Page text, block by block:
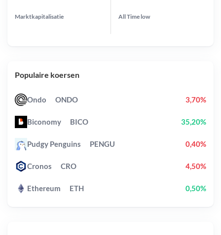
Marktkapitalisatie All Time low
Populaire koersen
Ondo ONDO 3,70%
Biconomy BICO 35,20%
Pudgy Penguins PENGU 0,40%
Cronos CRO 4,50%
Ethereum ETH 0,50%